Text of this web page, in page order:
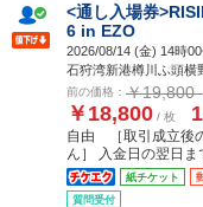
<通し入場券
6 in EZO
2026/08/14 (金) 14時
石狩湾新港樽川ふ頭横
前の価格： ￥19,800
￥18,800 / 枚 1
自由 ［取引成立後
ん］ 入金日の翌日ま
紙チケット
質問受付